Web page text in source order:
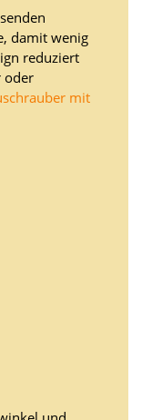
damit wenig
reduziert
oder
mit